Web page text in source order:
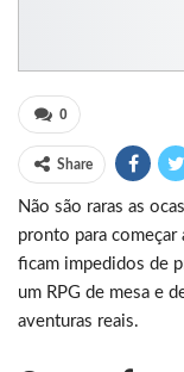
0
Share
Não são raras as
pronto para começar
ficam impedidos de
um RPG de mesa e
aventuras reais.